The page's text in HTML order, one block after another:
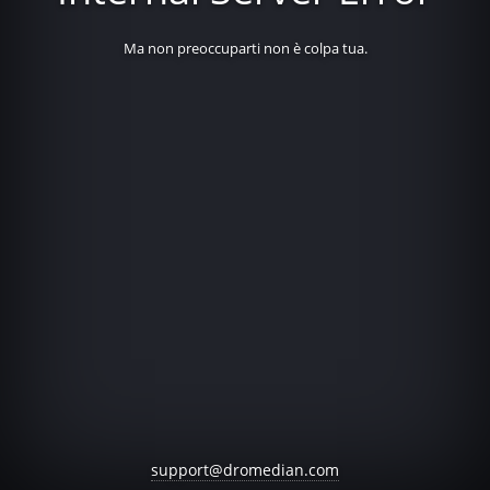
Ma non preoccuparti non è colpa tua.
support@dromedian.com